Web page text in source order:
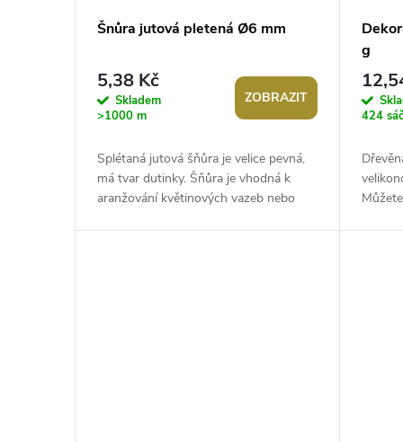
Šnůra jutová pletená Ø6 mm
5,38 Kč
Skladem
>1000 m
ZOBRAZIT
Splétaná jutová šňůra je velice pevná,
má tvar dutinky. Šňůra je vhodná k
aranžování květinových vazeb nebo
g
424